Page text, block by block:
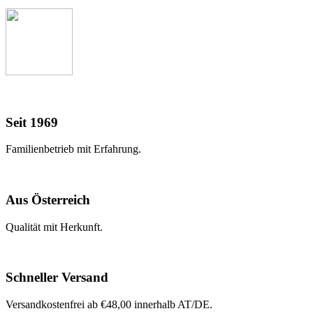
Seit 1969
Familienbetrieb mit Erfahrung.
Aus Österreich
Qualität mit Herkunft.
Schneller Versand
Versandkostenfrei ab €48,00 innerhalb AT/DE.